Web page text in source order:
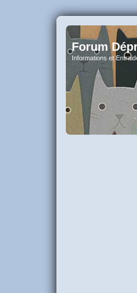
Forum
Informations et